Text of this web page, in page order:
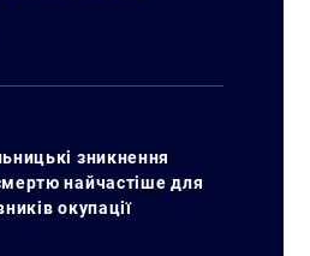
зникнення
найчастіше для
окупації